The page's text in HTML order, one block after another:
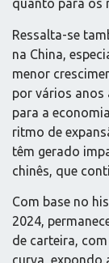
quanto para os
Ressalta-se
na China,
menor
por vários
para a
ritmo de
têm gerado
chinês, que
Com base no
2024,
de carteira,
curva, expondo